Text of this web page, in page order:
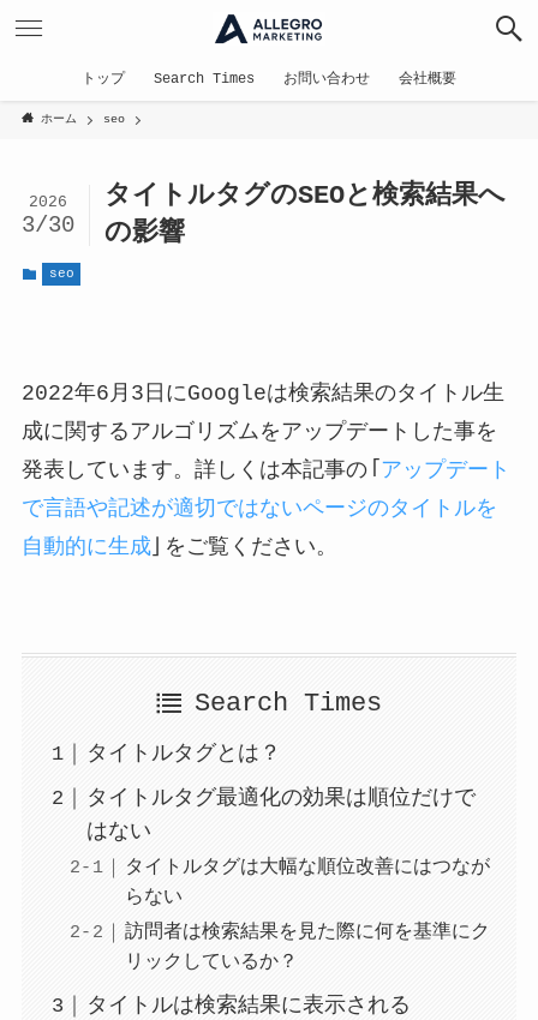
トップ Search Times お問い合わせ 会社概要
ホーム seo
タイトルタグのSEOと検索結果へ
の影響
2026
3/30
seo
2022年6月3日にGoogleは検索結果のタイトル生
成に関するアルゴリズムをアップデートした事を
発表しています。詳しくは本記事の「 アップデート
で言語や記述が適切ではないページのタイトルを
自動的に生成」をご覧ください。
Search Times
タイトルタグとは？
タイトルタグ最適化の効果は順位だけで
はない
タイトルタグは大幅な順位改善にはつなが
らない
訪問者は検索結果を見た際に何を基準にク
リックしているか？
タイトルは検索結果に表示される